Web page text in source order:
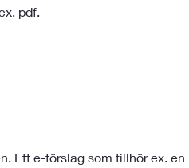
pdf.
Ett e-förslag som tillhör ex. en